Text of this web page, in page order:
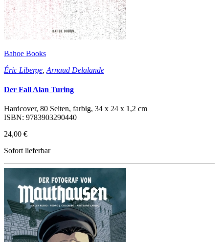
Bahoe Books
Éric Liberge Arnaud Delalande
Der Fall Alan Turing
Hardcover, 80 Seiten, farbig, 34 x 24 x 1,2 cm
ISBN: 9783903290440
24,00 €
Sofort lieferbar